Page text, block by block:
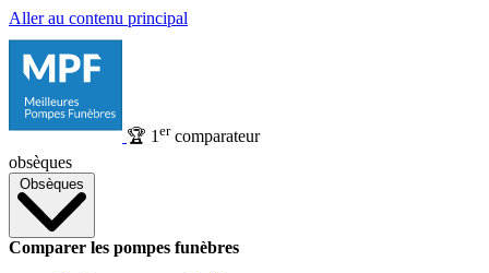
Aller au contenu principal
🏆 1 ercomparateur
obsèques
Obsèques
Comparer les pompes funèbres